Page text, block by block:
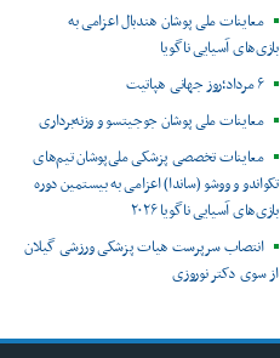
معاینات ملی پوشان هندبال اعزامی به
بازی‌های آسیایی ناگویا
۶ مرداد؛روز جهانی هپاتیت
معاینات ملی پوشان جوجیتسو و وزنه‌برداری
معاینات تخصصی پزشکی ملی‌پوشان تیم‌های
تکواندو و ووشو (ساندا) اعزامی به بیستمین دوره
بازی‌های آسیایی ناگویا ۲۰۲۶
انتصاب سرپرست هیات پزشکی ورزشی گیلان
از سوی دکتر نوروزی